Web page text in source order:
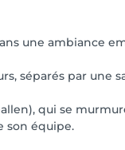
une ambiance
séparés par une
qui se
son équipe.